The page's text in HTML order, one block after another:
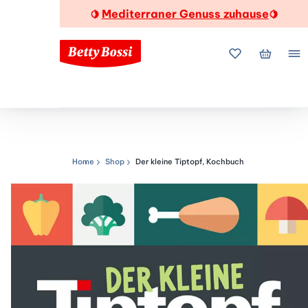
🍋 Mediterraner Genuss zuhause🍋
MeineMein
Navigationspfad
Home Shop Der kleine Tiptopf, Kochbuch